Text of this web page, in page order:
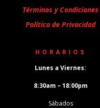
Términos y Condiciones
Política de Privacidad
HORARIOS
Lunes a Viernes:
8:30am – 18:00pm
Sábados